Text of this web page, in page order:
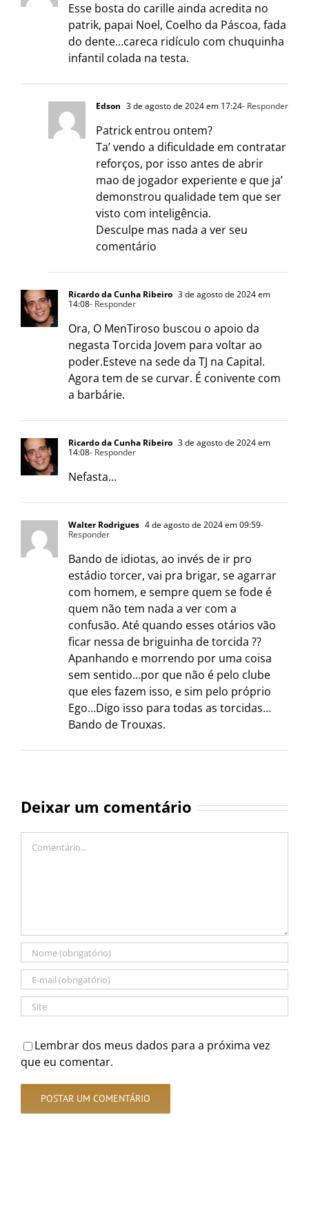
Esse bosta do carille ainda acredita no
patrik, papai Noel, Coelho da Páscoa, fada
do dente…careca ridículo com chuquinha
infantil colada na testa.
Edson 3 de agosto de 2024 em 17:24- Responder
Patrick entrou ontem?
Ta’ vendo a dificuldade em contratar
reforços, por isso antes de abrir
mao de jogador experiente e que ja’
demonstrou qualidade tem que ser
visto com inteligência.
Desculpe mas nada a ver seu
comentário
Ricardo da Cunha Ribeiro 3 de agosto de 2024 em
14:08- Responder
Ora, O MenTiroso buscou o apoio da
negasta Torcida Jovem para voltar ao
poder.Esteve na sede da TJ na Capital.
Agora tem de se curvar. É conivente com
a barbárie.
Ricardo da Cunha Ribeiro 3 de agosto de 2024 em
14:08- Responder
Nefasta…
Walter Rodrigues 4 de agosto de 2024 em 09:59-
Responder
Bando de idiotas, ao invés de ir pro
estádio torcer, vai pra brigar, se agarrar
com homem, e sempre quem se fode é
quem não tem nada a ver com a
confusão. Até quando esses otários vão
ficar nessa de briguinha de torcida ??
Apanhando e morrendo por uma coisa
sem sentido…por que não é pelo clube
que eles fazem isso, e sim pelo próprio
Ego…Digo isso para todas as torcidas…
Bando de Trouxas.
Deixar um comentário
Lembrar dos meus dados para a próxima vez
que eu comentar.